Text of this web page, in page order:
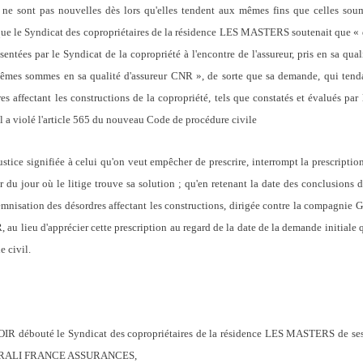
sont pas nouvelles dès lors qu'elles tendent aux mêmes fins que celles
le Syndicat des copropriétaires de la résidence LES MASTERS soutenait que
par le Syndicat de la copropriété à l'encontre de l'assureur, pris en sa
sommes en sa qualité d'assureur CNR », de sorte que sa demande, qui
affectant les constructions de la copropriété, tels que constatés et évalués
a violé l'article 565 du nouveau Code de procédure civile
signifiée à celui qu'on veut empêcher de prescrire, interrompt la
du jour où le litige trouve sa solution ; qu'en retenant la date des conclusions
des désordres affectant les constructions, dirigée contre la compagnie
au lieu d'apprécier cette prescription au regard de la date de la demande
civil.
débouté le Syndicat des copropriétaires de la résidence LES MASTERS de
FRANCE ASSURANCES,